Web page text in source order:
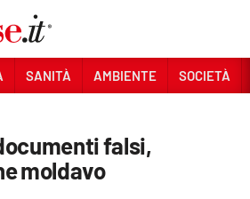
SANITÀ AMBIENTE SOCIETÀ
falsi,
moldavo